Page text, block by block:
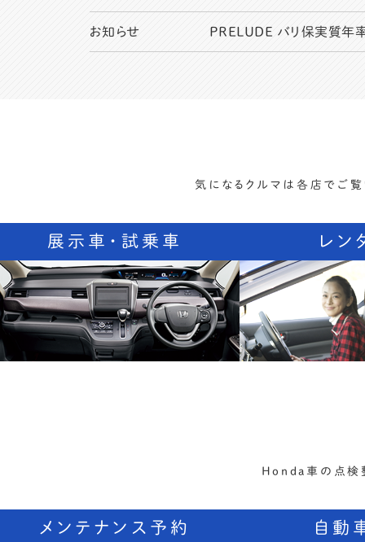
お知らせ PRELUDE バリ保実質年
気になるクルマは各店でご
展示車・試乗車 レン
Honda車の点検
メンテナンス予約 自動